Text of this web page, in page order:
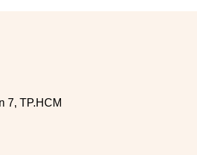
7, TP.HCM